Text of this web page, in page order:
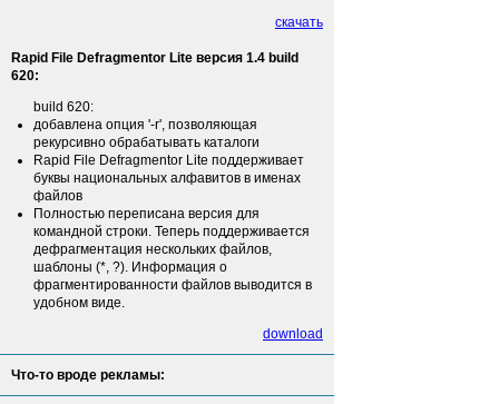
скачать
Rapid File Defragmentor Lite версия 1.4 build
620:
build 620:
добавлена опция '-r', позволяющая
рекурсивно обрабатывать каталоги
Rapid File Defragmentor Lite поддерживает
буквы национальных алфавитов в именах
файлов
Полностью переписана версия для
командной строки. Теперь поддерживается
дефрагментация нескольких файлов,
шаблоны (*, ?). Информация о
фрагментированности файлов выводится в
удобном виде.
download
Что-то вроде рекламы: